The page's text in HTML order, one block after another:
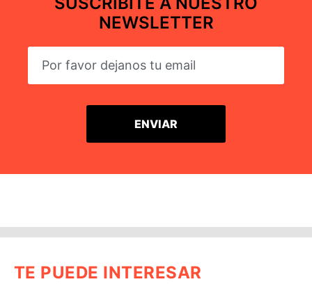
NEWSLETTER
TE PUEDE INTERESAR